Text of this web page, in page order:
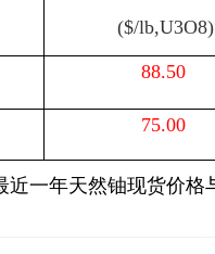
($/lb,U3O8)
88.50
75.00